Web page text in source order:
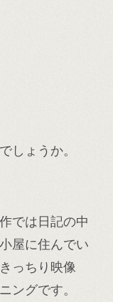
しょうか。
では日記の中
屋に住んでい
っちり映像
ングです。